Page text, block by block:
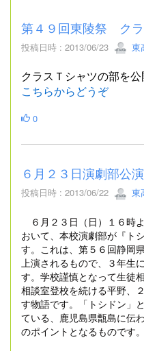
第４９回東陵祭 ク
投稿日時 : 2013/06/23 東
クラスＴシャツの部を公
こちらからどうぞ
0
６月２３日演劇部公
投稿日時 : 2013/06/22 東
６月２３日（日）１６時
おいて、本校演劇部が『ト
す。これは、第５６回静岡
上演されるもので、３年生
す。学校謹慎となって生徒
相談室登校を続ける平野、
す物語です。「トシドン」
ている、鹿児島県甑島に伝
のポイントとなるものです。